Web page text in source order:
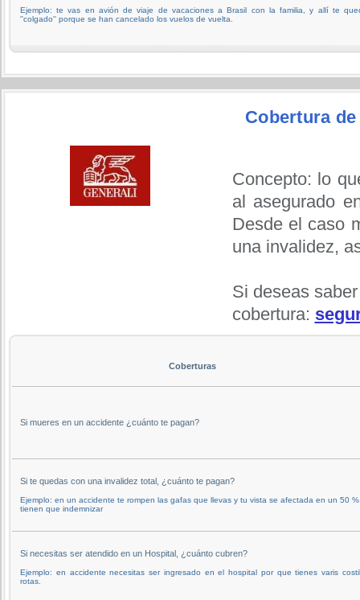
Ejemplo: te vas en avión de viaje de vacaciones a Brasil con la familia, y allí te
''colgado'' porque se han cancelado los vuelos de vuelta.
Cobertura
Concepto: lo
al asegurado
Desde el caso
una invalidez,
Si deseas
cobertura:
Coberturas
Si mueres en un accidente ¿cuánto te pagan?
Si te quedas con una invalidez total, ¿cuánto te pagan?
Ejemplo: en un accidente te rompen las gafas que llevas y tu vista se afectada en un 50
tienen que indemnizar
Si necesitas ser atendido en un Hospital, ¿cuánto cubren?
Ejemplo: en accidente necesitas ser ingresado en el hospital por que tienes varis
rotas.